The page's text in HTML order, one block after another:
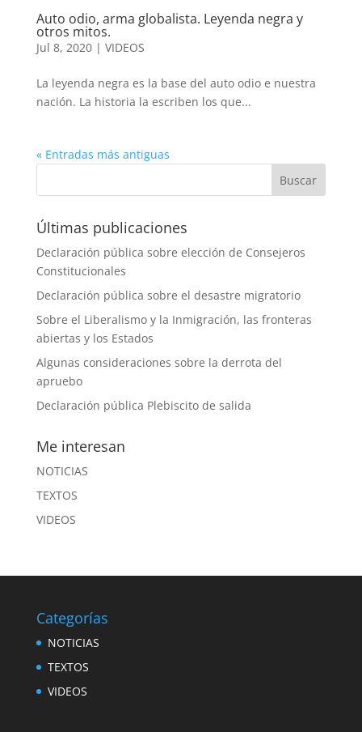
Auto odio, arma globalista. Leyenda negra y
otros mitos.
Jul 8, 2020| VIDEOS
La leyenda negra es la base del auto odio e nuestra
nación. La historia la escriben los que...
« Entradas más antiguas
Últimas publicaciones
Declaración pública sobre elección de Consejeros
Constitucionales
Declaración pública sobre el desastre migratorio
Sobre el Liberalismo y la Inmigración, las fronteras
abiertas y los Estados
Algunas consideraciones sobre la derrota del
apruebo
Declaración pública Plebiscito de salida
Me interesan
NOTICIAS
TEXTOS
VIDEOS
Categorías
NOTICIAS
TEXTOS
VIDEOS